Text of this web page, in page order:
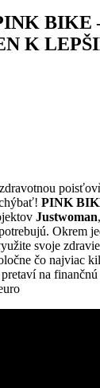
BIKE
K
zdravotnou
PINK
Justwoman
Okrem
svoje
čo najviac
na